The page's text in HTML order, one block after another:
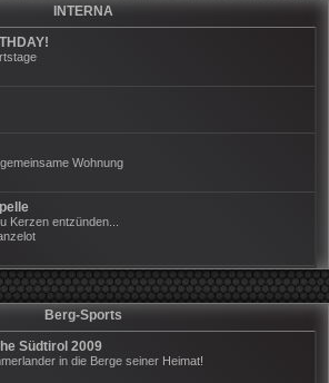
INTERNA
Wohnung
Kerzen entzünden...
Berg-Sports
Südtirol 2009
in die Berge seiner Heimat!